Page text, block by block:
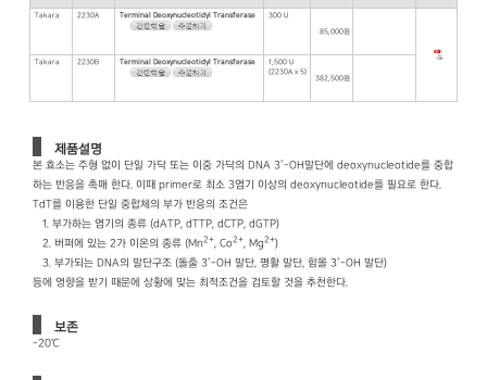
Takara 2230A Terminal Deoxynucleotidyl Transferase 300 U
85,000원
Takara 2230B Terminal Deoxynucleotidyl Transferase
1,500 U
(2230A x 5)
382,500원
제품설명
본 효소는 주형 없이 단일 가닥 또는 이중 가닥의 DNA 3’-OH말단에 deoxynucleotide를 중합
하는 반응을 촉매 한다. 이때 primer로 최소 3염기 이상의 deoxynucleotide를 필요로 한다.
TdT를 이용한 단일 중합체의 부가 반응의 조건은
1. 부가하는 염기의 종류 (dATP, dTTP, dCTP, dGTP)
2. 버퍼에 있는 2가 이온의 종류 (Mn2+, Co2+, Mg2+)
3. 부가되는 DNA의 말단구조 (돌출 3’-OH 말단, 평활 말단, 함몰 3’-OH 말단)
등에 영향을 받기 때문에 상황에 맞는 최적조건을 검토할 것을 추천한다.
보존
-20℃